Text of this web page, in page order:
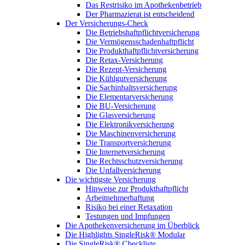
Das Restrisiko im Apothekenbetrieb
Der Pharmazierat ist entscheidend
Der Versicherungs-Check
Die Betriebshaftpflichtversicherung
Die Vermögensschadenhaftpflicht
Die Produkthaftpflichtversicherung
Die Retax-Versicherung
Die Rezept-Versicherung
Die Kühlgutversicherung
Die Sachinhaltsversicherung
Die Elementarversicherung
Die BU-Versicherung
Die Glasversicherung
Die Elektronikversicherung
Die Maschinenversicherung
Die Transportversicherung
Die Internetversicherung
Die Rechtsschutzversicherung
Die Unfallversicherung
Die wichtigste Versicherung
Hinweise zur Produkthaftpflicht
Arbeitnehmerhaftung
Risiko bei einer Retaxation
Testungen und Impfungen
Die Apothekenversicherung im Überblick
Die Highlights SingleRisk® Modular